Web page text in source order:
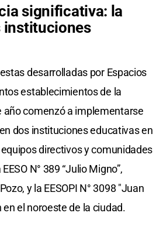
significativa: la
instituciones
desarrolladas por Espacios
establecimientos de la
año comenzó a implementarse
dos instituciones educativas en
directivos y comunidades
N° 389 “Julio Migno”,
y la EESOPI N° 3098 "Juan
el noroeste de la ciudad.